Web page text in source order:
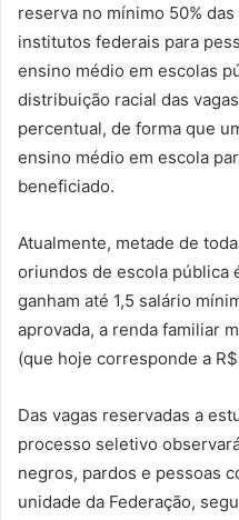
reserva no mínimo 50%
institutos federais para
ensino médio em escolas
distribuição racial das
percentual, de forma que
ensino médio em escola
beneficiado.
Atualmente, metade de
oriundos de escola pública
ganham até 1,5 salário
aprovada, a renda familiar
(que hoje corresponde a
Das vagas reservadas a
processo seletivo
negros, pardos e pessoas
unidade da Federação,